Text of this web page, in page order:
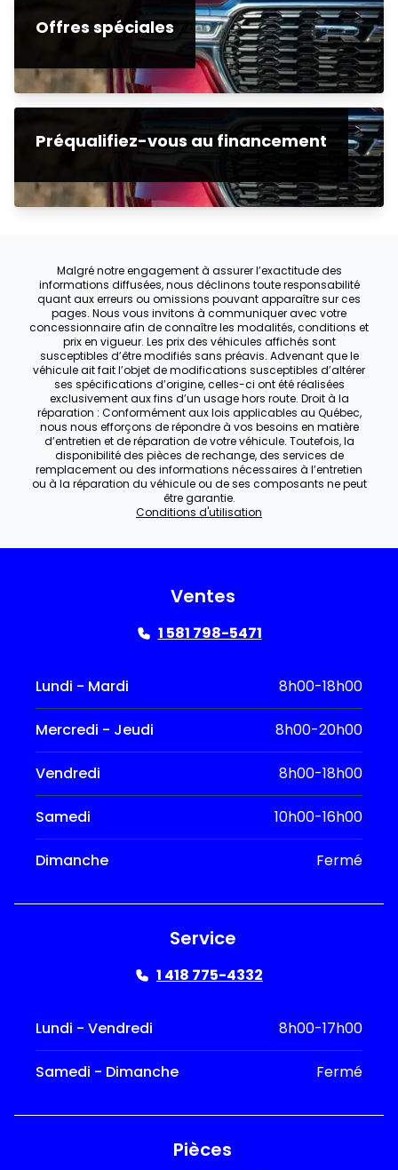
Offres spéciales
Préqualifiez-vous au financement
Malgré notre engagement à assurer l’exactitude des
informations diffusées, nous déclinons toute responsabilité
quant aux erreurs ou omissions pouvant apparaître sur ces
pages. Nous vous invitons à communiquer avec votre
concessionnaire afin de connaître les modalités, conditions et
prix en vigueur. Les prix des véhicules affichés sont
susceptibles d’être modifiés sans préavis. Advenant que le
véhicule ait fait l’objet de modifications susceptibles d’altérer
ses spécifications d’origine, celles-ci ont été réalisées
exclusivement aux fins d’un usage hors route. Droit à la
réparation : Conformément aux lois applicables au Québec,
nous nous efforçons de répondre à vos besoins en matière
d’entretien et de réparation de votre véhicule. Toutefois, la
disponibilité des pièces de rechange, des services de
remplacement ou des informations nécessaires à l’entretien
ou à la réparation du véhicule ou de ses composants ne peut
être garantie.
Conditions d'utilisation
Ventes
1 581 798-5471
Lundi - Mardi 8h00-18h00
Mercredi - Jeudi 8h00-20h00
Vendredi 8h00-18h00
Samedi 10h00-16h00
Dimanche Fermé
Service
1 418 775-4332
Lundi - Vendredi 8h00-17h00
Samedi - Dimanche Fermé
Pièces